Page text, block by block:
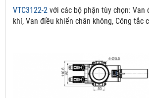
VTC3122-2 với các bộ phận tùy chọn: Van
khí, Van điều khiển chân không, Công tắc